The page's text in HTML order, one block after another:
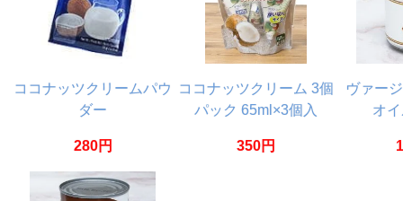
ココナッツクリームパウ
ダー
280円
ココナッツクリーム 3個
パック 65ml×3個入
350円
ヴァー
オ